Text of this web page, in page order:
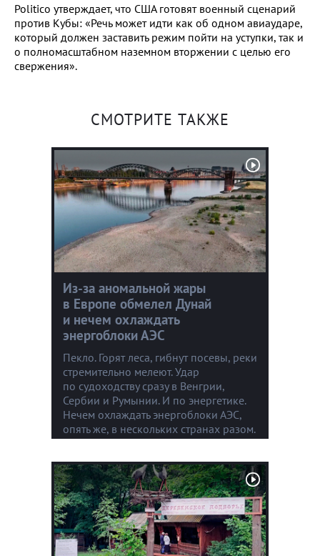
Politico утверждает, что США готовят военный сценарий
против Кубы: «Речь может идти как об одном авиаударе,
который должен заставить режим пойти на уступки, так и
о полномасштабном наземном вторжении с целью его
свержения».
СМОТРИТЕ ТАКЖЕ
Из-за аномальной жары
в Европе обмелел Дунай
и нечем охлаждать
энергоблоки АЭС
Пекло. Горят леса, гибнут посевы, реки
стремительно мелеют. Удар
по судоходству сразу в Венгрии,
Сербии и Румынии. И по энергетике.
Нечем охлаждать энергоблоки АЭС,
опять же, в нескольких странах разом.